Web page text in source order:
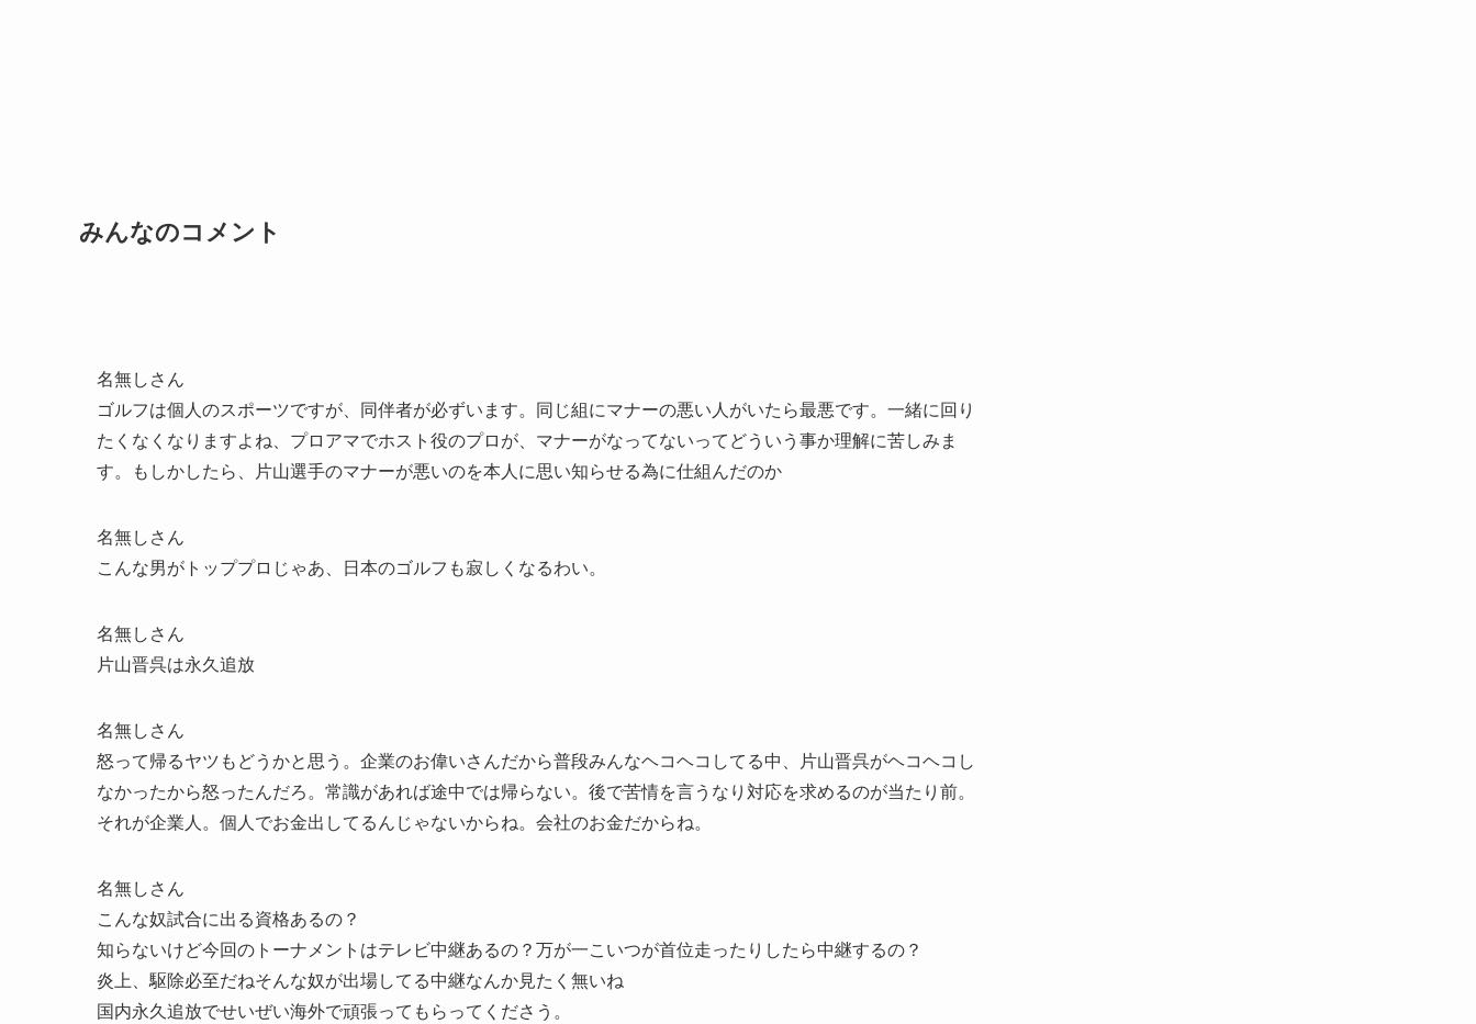
みんなのコメント
名無しさん
ゴルフは個人のスポーツですが、同伴者が必ずいます。同じ組にマナーの悪い人がいたら最悪です。一緒に回り
たくなくなりますよね、プロアマでホスト役のプロが、マナーがなってないってどういう事か理解に苦しみま
す。もしかしたら、片山選手のマナーが悪いのを本人に思い知らせる為に仕組んだのか
名無しさん
こんな男がトッププロじゃあ、日本のゴルフも寂しくなるわい。
名無しさん
片山晋呉は永久追放
名無しさん
怒って帰るヤツもどうかと思う。企業のお偉いさんだから普段みんなヘコヘコしてる中、片山晋呉がヘコヘコし
なかったから怒ったんだろ。常識があれば途中では帰らない。後で苦情を言うなり対応を求めるのが当たり前。
それが企業人。個人でお金出してるんじゃないからね。会社のお金だからね。
名無しさん
こんな奴試合に出る資格あるの？
知らないけど今回のトーナメントはテレビ中継あるの？万が一こいつが首位走ったりしたら中継するの？
炎上、駆除必至だねそんな奴が出場してる中継なんか見たく無いね
国内永久追放でせいぜい海外で頑張ってもらってくださう。